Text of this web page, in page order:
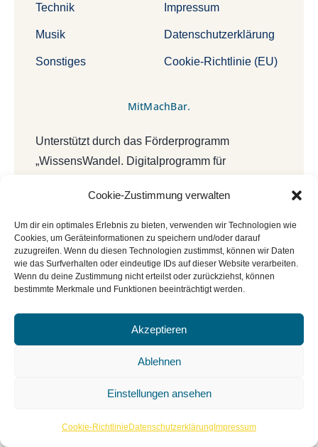
Cookie-Zustimmung verwalten
Um dir ein optimales Erlebnis zu bieten, verwenden wir Technologien wie
Cookies, um Geräteinformationen zu speichern und/oder darauf
zuzugreifen. Wenn du diesen Technologien zustimmst, können wir Daten
wie das Surfverhalten oder eindeutige IDs auf dieser Website verarbeiten.
Wenn du deine Zustimmung nicht erteilst oder zurückziehst, können
bestimmte Merkmale und Funktionen beeinträchtigt werden.
Akzeptieren
Ablehnen
Einstellungen ansehen
Cookie-Richtlinie Datenschutzerklärung Impressum
Technik
Musik
Sonstiges
Impressum
Datenschutzerklärung
Cookie-Richtlinie (EU)
MitMachBar.
Unterstützt durch das Förderprogramm
„WissensWandel. Digitalprogramm für
NEUSTART KULTUR“ vom Deutschen
Bibliotheksverband e.V. und dem Beauftragten
der Bundesregierung für Kultur und Medien
(BKM).